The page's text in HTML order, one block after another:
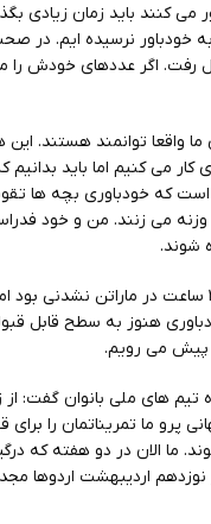
باید زمان زیادی بگذرد
نرسیده ایم. در
رفت. اگر عددهای خودش
واقعا توانمند هستند.
می کنیم اما باید
است که خودباوری بچه ها
وزنه می زنند. من و خود
شوند.
او در ادامه افزود: زمانی دویدن زیر ۳
خودباوری هنوز به سطح
پیش می رویم.
تیم های ملی بانوان گفت:
پرو ما تمریناتمان را
ما الان در دو هفته که